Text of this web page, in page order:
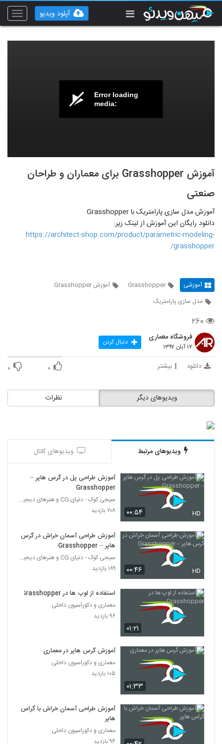
Toggle
آپلود ویدیو
Error loading
media:
آموزش Grasshopper برای معماران و طراحان
صنعتی
آموزش مدل سازی پارامتریک با Grasshopper
دانلود رایگان این آموزش از لینک زیر:
https://architect-shop.com/product/parametric-modeling-
grasshopper/
آموزشی Grasshopper
آموزش Grasshopper
مدل سازی پارامتریک
۲۶۰
فروشگاه معماری
۱۷ آبان ۱۳۹۷ دنبال کردن
دانلود بیشتر ۰ ۰
نظرات ویدیوهای دیگر
ویدیوهای مرتبط ویدیوهای کانال
۰۰:۵۴ HD
آموزش طراحی پل در گرس هاپر –
Grasshopper
سیجی کوک - دنیای CG و هنرهای دیجیتال
۲۰۸ بازدید
۰۰:۴۶ HD
آموزش طراحی آسمان خراش در گرس
هاپر – Grasshopper
سیجی کوک - دنیای CG و هنرهای دیجیتال
۱۸۹ بازدید
۰۱:۲۱
استفاده از لوپ ها در Grasshopper
معماری و دکوراسیون داخلی
۹۶ بازدید
۰۱:۳۳
آموزش گرس هاپر در معماری‎
معماری و دکوراسیون داخلی
۱۰۵ بازدید
آموزش طراحی آسمان خراش با گراس
هاپر‎
معماری و دکوراسیون داخلی
۹۴ بازدید